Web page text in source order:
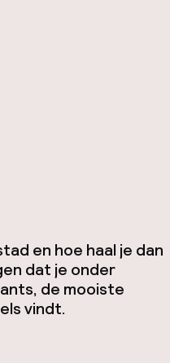
en hoe haal je dan
dat je onder
de mooiste
vindt.